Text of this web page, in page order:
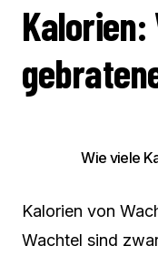
Kalorien:
Wie viele
Kalorien von
Wachtel sind